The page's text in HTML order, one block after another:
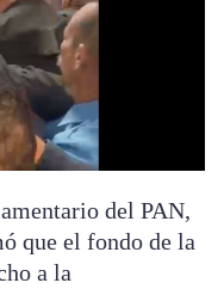
del PAN,
que el fondo de la
a la